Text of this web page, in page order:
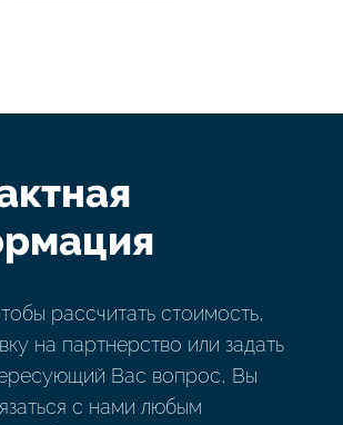
рассчитать стоимость,
на партнерство или задать
Вас вопрос, Вы
с нами любым